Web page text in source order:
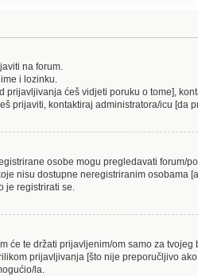
na forum.
i lozinku.
prijavljivanja ćeš vidjeti poruku o tome],
prijaviti, kontaktiraj administratora/icu [da
osobe mogu pregledavati forum/
nisu dostupne neregistriranim osobama
je registrirati se.
će te držati prijavljenim/om samo za
prijavljivanja [što nije preporučljivo
la.